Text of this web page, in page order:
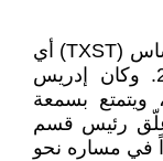
لمدة عام كامل، لم تُعر جامعة ولاية تكساس (TXST) أي
اهتمام لحادثة آشفيل في صيف 2024. وكان إدريس
ويتمتع بسمعة
علّق رئيس قسم
في مساره نحو